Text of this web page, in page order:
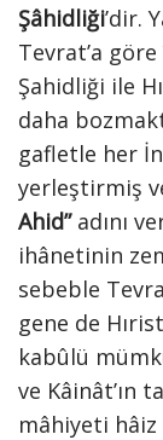
Şâhidliği’dir.
Tevrat’a
Şahidliği ile
daha
gafletle her
yerleştirmiş
Ahid”adını
ihânetinin
sebeble
gene de
kabûlü
ve Kâinât’ın
mâhiyeti hâiz